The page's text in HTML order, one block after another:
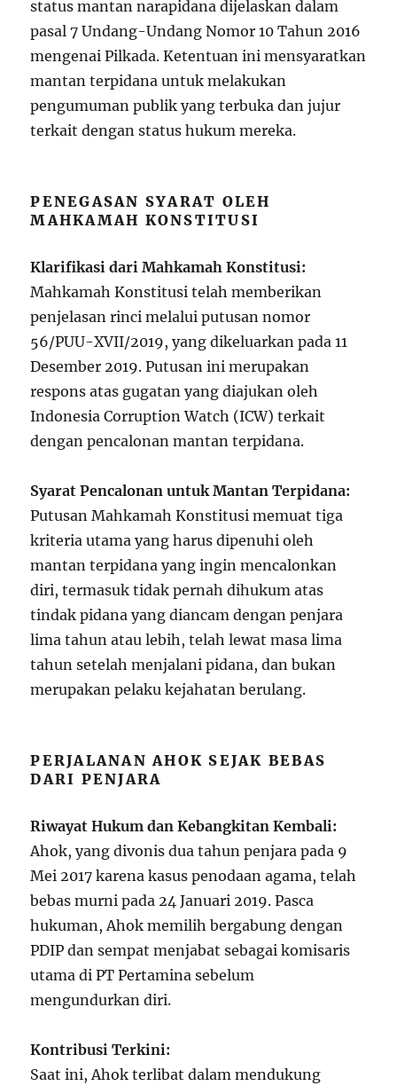
status mantan narapidana dijelaskan dalam
pasal 7 Undang-Undang Nomor 10 Tahun 2016
mengenai Pilkada. Ketentuan ini mensyaratkan
mantan terpidana untuk melakukan
pengumuman publik yang terbuka dan jujur
terkait dengan status hukum mereka.
PENEGASAN SYARAT OLEH
MAHKAMAH KONSTITUSI
Klarifikasi dari Mahkamah Konstitusi:
Mahkamah Konstitusi telah memberikan
penjelasan rinci melalui putusan nomor
56/PUU-XVII/2019, yang dikeluarkan pada 11
Desember 2019. Putusan ini merupakan
respons atas gugatan yang diajukan oleh
Indonesia Corruption Watch (ICW) terkait
dengan pencalonan mantan terpidana.
Syarat Pencalonan untuk Mantan Terpidana:
Putusan Mahkamah Konstitusi memuat tiga
kriteria utama yang harus dipenuhi oleh
mantan terpidana yang ingin mencalonkan
diri, termasuk tidak pernah dihukum atas
tindak pidana yang diancam dengan penjara
lima tahun atau lebih, telah lewat masa lima
tahun setelah menjalani pidana, dan bukan
merupakan pelaku kejahatan berulang.
PERJALANAN AHOK SEJAK BEBAS
DARI PENJARA
Riwayat Hukum dan Kebangkitan Kembali:
Ahok, yang divonis dua tahun penjara pada 9
Mei 2017 karena kasus penodaan agama, telah
bebas murni pada 24 Januari 2019. Pasca
hukuman, Ahok memilih bergabung dengan
PDIP dan sempat menjabat sebagai komisaris
utama di PT Pertamina sebelum
mengundurkan diri.
Kontribusi Terkini:
Saat ini, Ahok terlibat dalam mendukung